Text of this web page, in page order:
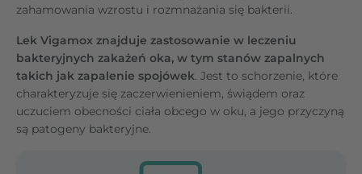
zahamowania wzrostu i rozmnażania się bakterii.
Lek Vigamox znajduje zastosowanie w leczeniu
bakteryjnych zakażeń oka, w tym stanów zapalnych
takich jak zapalenie spojówek. Jest to schorzenie, które
charakteryzuje się zaczerwienieniem, świądem oraz
uczuciem obecności ciała obcego w oku, a jego przyczyną
są patogeny bakteryjne.